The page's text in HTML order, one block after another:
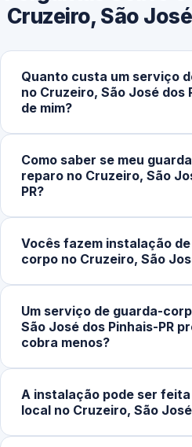
Cruzeiro, São
Quanto custa um serviço
no Cruzeiro, São José dos
de mim?
estrutura, metragem linear e
Projetos residenciais simples
Como saber se meu
reparo no Cruzeiro, São
PR?
na estrutura, vibração ao
ferragens enfraquecidas ou
Desalinhamento ou perda de
escadas merecem inspeção
Vocês fazem instalação
corpo no Cruzeiro, São
em vidro para sacadas,
Trabalhamos com vidro
Um serviço de guarda-
São José dos Pinhais-PR
cobra menos?
de deslocamento e permite
impactando no valor final e
medições e ajustes.
A instalação pode ser
local no Cruzeiro, São